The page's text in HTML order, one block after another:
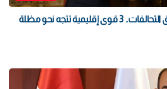
«اتفاق مكة» يشعل سباق التحالفات.. 3 قوى إقليمية تتجه نحو مظلة